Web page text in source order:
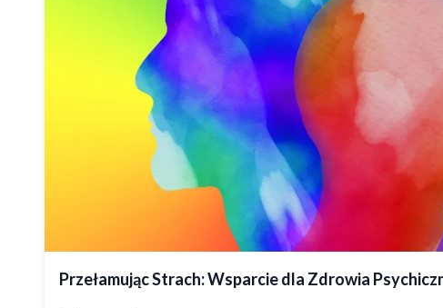
Przełamując Strach: Wsparcie dla Zdrowia